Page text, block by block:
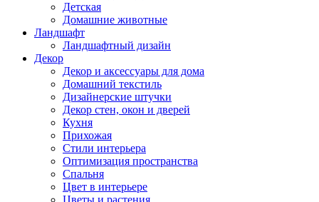
Детская
Домашние животные
Ландшафт
Ландшафтный дизайн
Декор
Декор и аксессуары для дома
Домашний текстиль
Дизайнерские штучки
Декор стен, окон и дверей
Кухня
Прихожая
Стили интерьера
Оптимизация пространства
Спальня
Цвет в интерьере
Цветы и растения